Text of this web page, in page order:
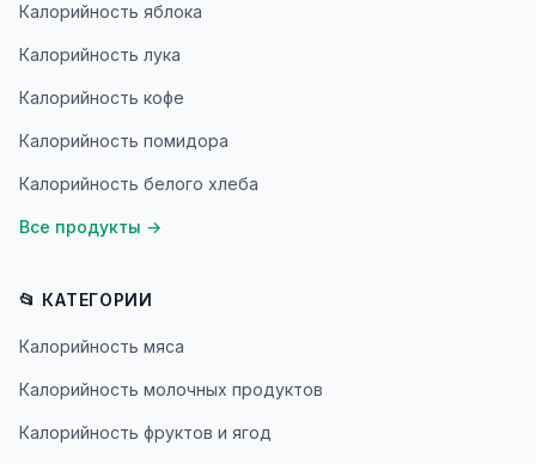
Калорийность яблока
Калорийность лука
Калорийность кофе
Калорийность помидора
Калорийность белого хлеба
Все продукты →
📂 КАТЕГОРИИ
Калорийность мяса
Калорийность молочных продуктов
Калорийность фруктов и ягод